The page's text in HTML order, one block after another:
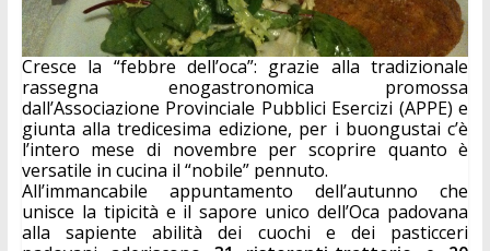
Cresce la “febbre dell’oca”: grazie alla tradizionale
rassegna enogastronomica promossa
dall’Associazione Provinciale Pubblici Esercizi (APPE) e
giunta alla tredicesima edizione, per i buongustai c’è
l’intero mese di novembre per scoprire quanto è
versatile in cucina il “nobile” pennuto.
All’immancabile appuntamento dell’autunno che
unisce la tipicità e il sapore unico dell’Oca padovana
alla sapiente abilità dei cuochi e dei pasticceri